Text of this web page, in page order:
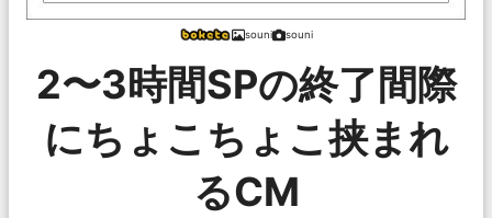
souni souni
2〜3時間SPの終了間際
にちょこちょこ挟まれ
るCM